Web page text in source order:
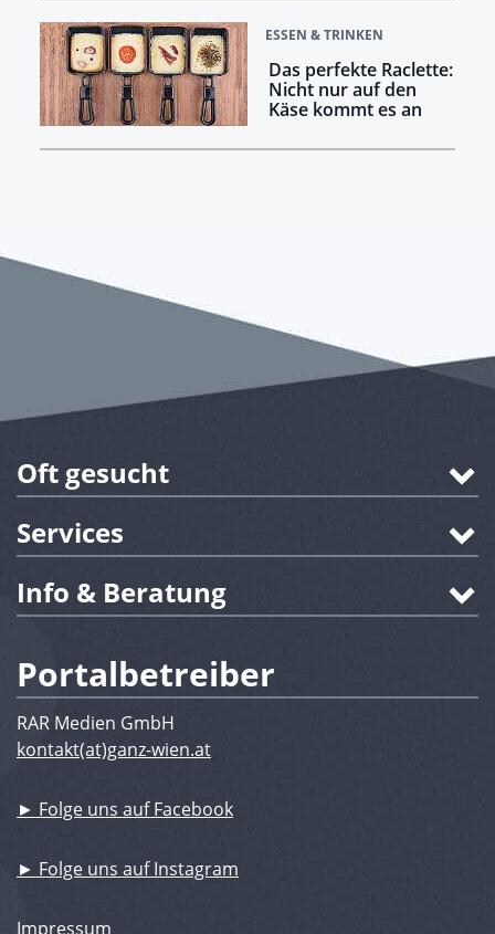
ESSEN & TRINKEN
Das perfekte Raclette:
Nicht nur auf den
Käse kommt es an
Oft gesucht
Services
Info & Beratung
Portalbetreiber
RAR Medien GmbH
kontakt(at)ganz-wien.at
► Folge uns auf Facebook
► Folge uns auf Instagram
Impressum